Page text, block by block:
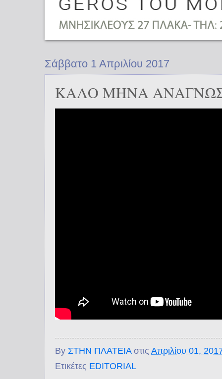
Σάββατο 1 Απριλίου 2017
ΚΑΛΟ ΜΗΝΑ
By ΣΤΗΝ ΠΛΑΤΕΙΑ στις Απριλίου 01,
Ετικέτες EDITORIAL